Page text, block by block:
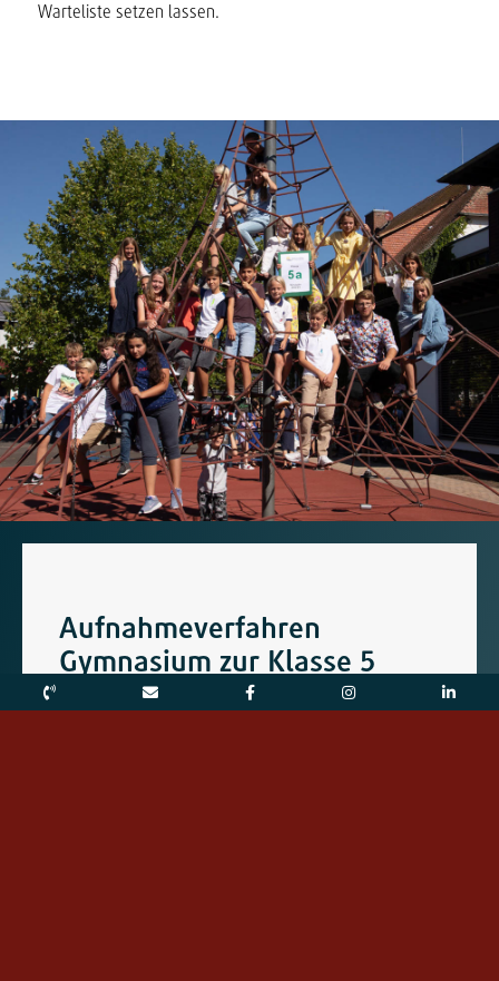
Warteliste setzen lassen.
Aufnahmeverfahren
Gymnasium zur Klasse 5
Termine für Aufnahmegespräche zum